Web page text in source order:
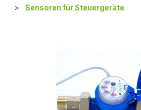
Sensoren für Steuergeräte